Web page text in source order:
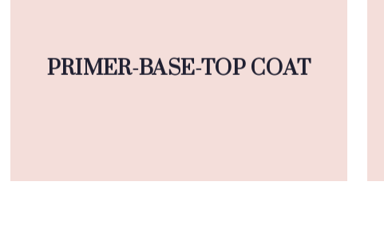
PRIMER-BASE-TOP COAT